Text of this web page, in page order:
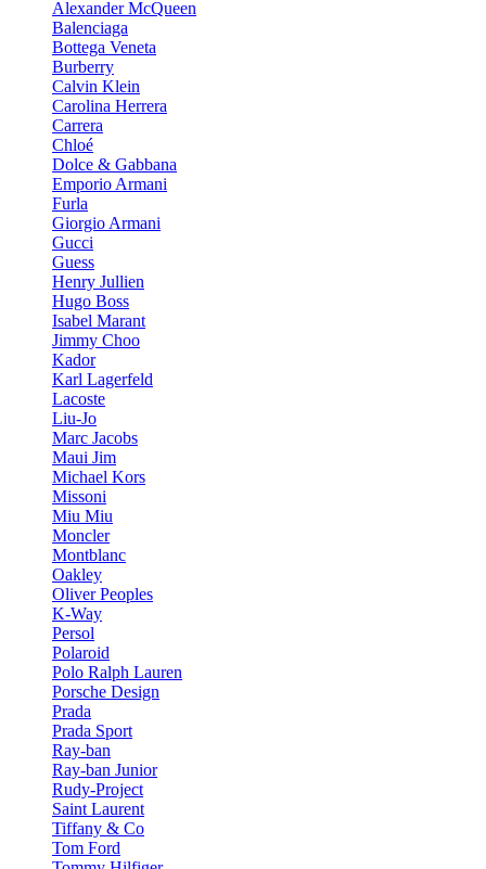
Alexander McQueen
Balenciaga
Bottega Veneta
Burberry
Calvin Klein
Carolina Herrera
Carrera
Chloé
Dolce & Gabbana
Emporio Armani
Furla
Giorgio Armani
Gucci
Guess
Henry Jullien
Hugo Boss
Isabel Marant
Jimmy Choo
Kador
Karl Lagerfeld
Lacoste
Liu-Jo
Marc Jacobs
Maui Jim
Michael Kors
Missoni
Miu Miu
Moncler
Montblanc
Oakley
Oliver Peoples
K-Way
Persol
Polaroid
Polo Ralph Lauren
Porsche Design
Prada
Prada Sport
Ray-ban
Ray-ban Junior
Rudy-Project
Saint Laurent
Tiffany & Co
Tom Ford